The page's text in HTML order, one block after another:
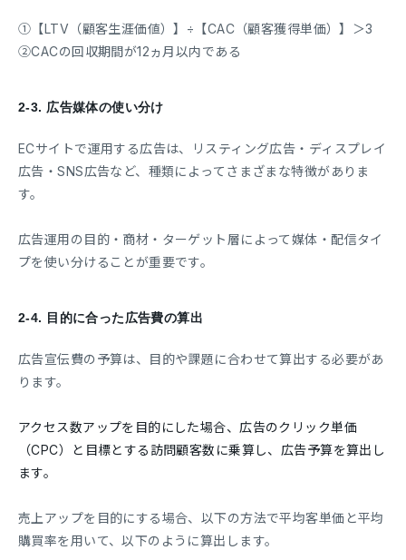
①【LTV（顧客生涯価値）】÷【CAC（顧客獲得単価）】＞3
②CACの回収期間が12ヵ月以内である
2-3. 広告媒体の使い分け
ECサイトで運用する広告は、リスティング広告・ディスプレイ
広告・SNS広告など、種類によってさまざまな特徴がありま
す。
広告運用の目的・商材・ターゲット層によって媒体・配信タイ
プを使い分けることが重要です。
2-4. 目的に合った広告費の算出
広告宣伝費の予算は、目的や課題に合わせて算出する必要があ
ります。
アクセス数アップを目的にした場合、広告のクリック単価
（CPC）と目標とする訪問顧客数に乗算し、広告予算を算出し
ます。
売上アップを目的にする場合、以下の方法で平均客単価と平均
購買率を用いて、以下のように算出します。